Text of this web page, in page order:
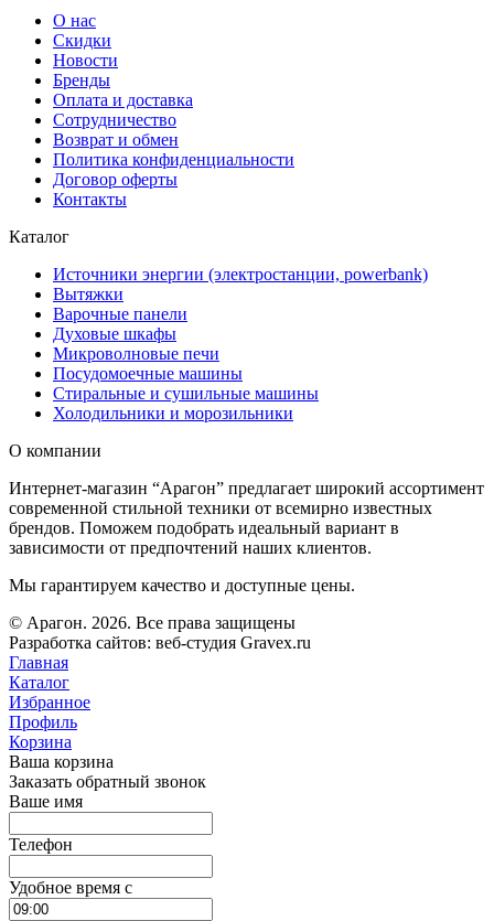
О нас
Скидки
Новости
Бренды
Оплата и доставка
Сотрудничество
Возврат и обмен
Политика конфиденциальности
Договор оферты
Контакты
Каталог
Источники энергии (электростанции, powerbank)
Вытяжки
Варочные панели
Духовые шкафы
Микроволновые печи
Посудомоечные машины
Стиральные и сушильные машины
Холодильники и морозильники
О компании
Интернет-магазин “Арагон” предлагает широкий ассортимент
современной стильной техники от всемирно известных
брендов. Поможем подобрать идеальный вариант в
зависимости от предпочтений наших клиентов.
Мы гарантируем качество и доступные цены.
© Арагон. 2026. Все права защищены
Разработка сайтов: веб-студия Gravex.ru
Главная
Каталог
Избранное
Профиль
Корзина
Ваша корзина
Заказать обратный звонок
Ваше имя
Телефон
Удобное время c